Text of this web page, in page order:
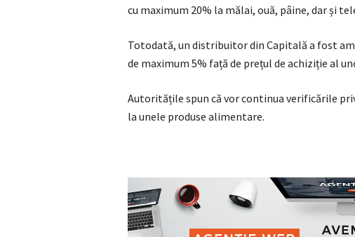
cu maximum 20% la mălai, ouă, pâine, dar și
Totodată, un distribuitor din Capitală a fost
de maximum 5% față de prețul de achiziție al
Autoritățile spun că vor continua verificările
la unele produse alimentare.